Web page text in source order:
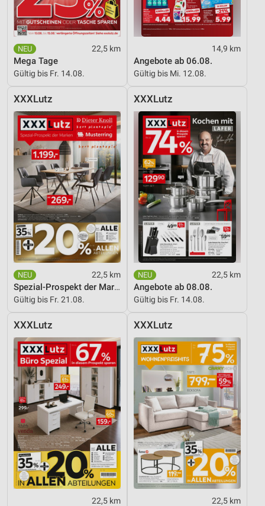
22,5 km
Mega Tage
Gültig bis Fr. 14.08.
14,9 km
Angebote ab 06.08.
Gültig bis Mi. 12.08.
XXXLutz
22,5 km
Spezial-Prospekt der Marken
Gültig bis Fr. 21.08.
XXXLutz
22,5 km
Angebote ab 08.08.
Gültig bis Fr. 14.08.
XXXLutz
22,5 km
XXXLutz
22,5 km
Messung der Werbeleistung
Messung der Performance von Inhalten
Analyse von Zielgruppen durch Statistiken oder
Kombinationen von Daten aus verschiedenen
Quellen
Entwicklung und Verbesserung der Angebote
Verwendung reduzierter Daten zur Auswahl von
Inhalten
IAB-Besonderheiten:
Verwendung genauer Standortdaten
Geräte anhand von aktiv angeforderten
Informationen identifizieren
Nicht-IAB-Verarbeitungszwecke:
Notwendig
Funktional